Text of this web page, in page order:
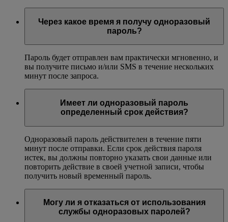
Через какое время я получу одноразовый
пароль?
Пароль будет отправлен вам практически мгновенно, и
вы получите письмо и/или SMS в течение нескольких
минут после запроса.
Имеет ли одноразовый пароль
определенный срок действия?
Одноразовый пароль действителен в течение пяти
минут после отправки. Если срок действия пароля
истек, вы должны повторно указать свои данные или
повторить действие в своей учетной записи, чтобы
получить новый временный пароль.
Могу ли я отказаться от использования
службы одноразовых паролей?